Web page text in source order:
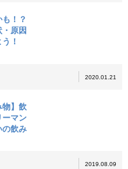
！？
原因
！
2020.01.21
物】飲
ーマン
の飲み
2019.08.09